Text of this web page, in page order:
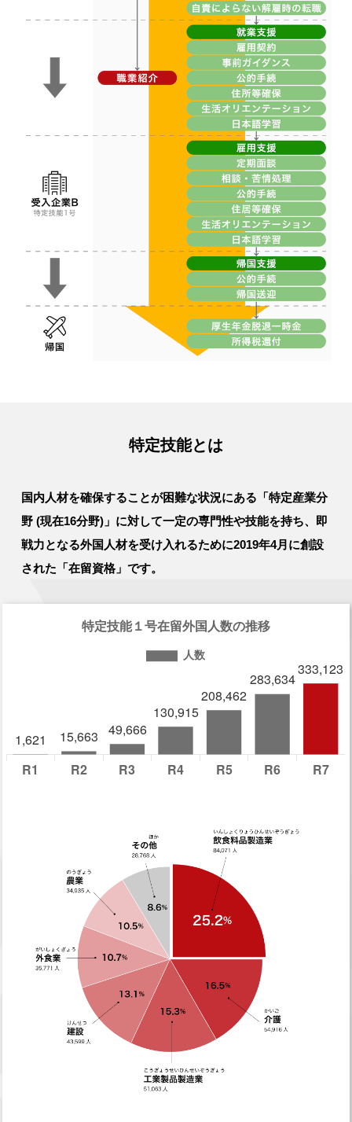
特定技能とは
国内人材を確保することが困難な状況にある「特定産業分
野 (現在16分野)」に対して一定の専門性や技能を持ち、即
戦力となる外国人材を受け入れるために2019年4月に創設
された「在留資格」です。